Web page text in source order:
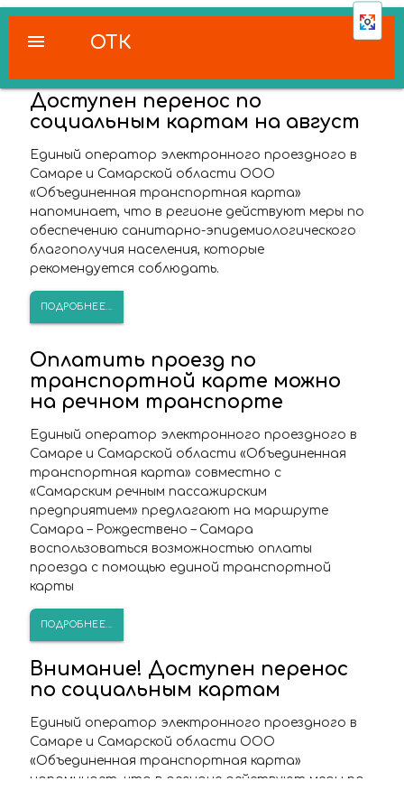
ОТК
menu
Доступен перенос по
социальным картам на август
Единый оператор электронного проездного в
Самаре и Самарской области ООО
«Объединенная транспортная карта»
напоминает, что в регионе действуют меры по
обеспечению санитарно-эпидемиологического
благополучия населения, которые
рекомендуется соблюдать.
ПОДРОБНЕЕ...
Оплатить проезд по
транспортной карте можно
на речном транспорте
Единый оператор электронного проездного в
Самаре и Самарской области «Объединенная
транспортная карта» совместно с
«Самарским речным пассажирским
предприятием» предлагают на маршруте
Самара – Рождествено – Самара
воспользоваться возможностью оплаты
проезда с помощью единой транспортной
карты
ПОДРОБНЕЕ...
Внимание! Доступен перенос
по социальным картам
Единый оператор электронного проездного в
Самаре и Самарской области ООО
«Объединенная транспортная карта»
напоминает, что в регионе действуют меры по